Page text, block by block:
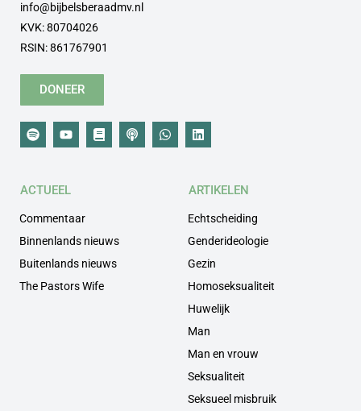
info@bijbelsberaadmv.nl
KVK: 80704026
RSIN: 861767901
DONEER
ACTUEEL
Commentaar
Binnenlands nieuws
Buitenlands nieuws
The Pastors Wife
ARTIKELEN
Echtscheiding
Genderideologie
Gezin
Homoseksualiteit
Huwelijk
Man
Man en vrouw
Seksualiteit
Seksueel misbruik